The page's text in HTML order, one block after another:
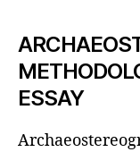
ESSAY